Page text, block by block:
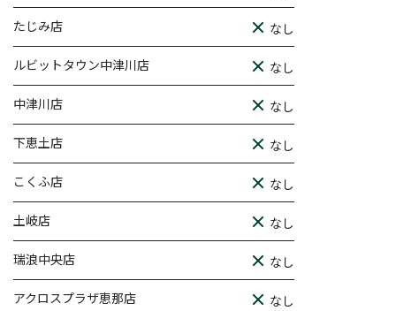
たじみ店 なし
ルビットタウン中津川店 なし
中津川店 なし
下恵土店 なし
こくふ店 なし
土岐店 なし
瑞浪中央店 なし
アクロスプラザ恵那店 なし